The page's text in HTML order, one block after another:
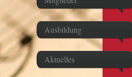
Ausbildung
Aktuelles